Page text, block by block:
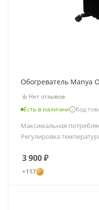
Обогреватель Manya
Нет отзывов
Есть в наличии
Код
Максимальная
Регулировка
3 900₽
+117